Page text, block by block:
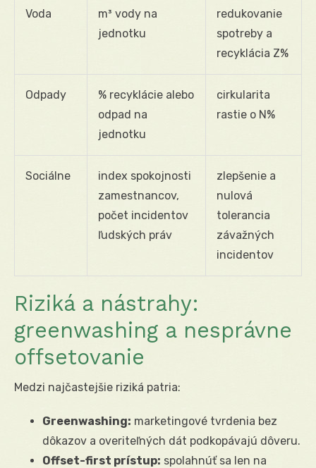
Voda
m³ vody na
jednotku
redukovanie
spotreby a
recyklácia Z%
Odpady
% recyklácie alebo
odpad na
jednotku
cirkularita
rastie o N%
Sociálne
index spokojnosti
zamestnancov,
počet incidentov
ľudských práv
zlepšenie a
nulová
tolerancia
závažných
incidentov
Riziká a nástrahy:
greenwashing a nesprávne
offsetovanie
Medzi najčastejšie riziká patria:
Greenwashing: marketingové tvrdenia bez
dôkazov a overiteľných dát podkopávajú dôveru.
Offset-first prístup: spolahnúť sa len na